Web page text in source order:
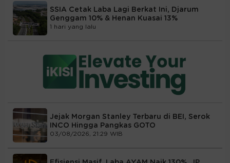
SSIA Cetak Laba Lagi Berkat Ini, Djarum
Genggam 10% & Henan Kuasai 13%
1 hari yang lalu
Jejak Morgan Stanley Terbaru di BEI, Serok
INCO Hingga Pangkas GOTO
03/08/2026, 21:29 WIB